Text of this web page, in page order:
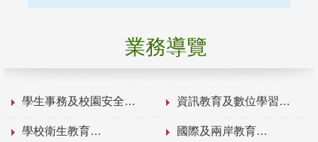
業務導覽
學生事務及校園安全 資訊教育及數位學習
學校衛生教育 國際及兩岸教育